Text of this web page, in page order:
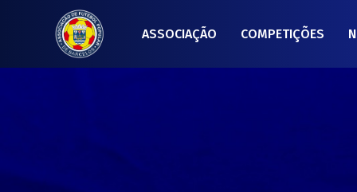
ASSOCIAÇÃO COMPETIÇÕES